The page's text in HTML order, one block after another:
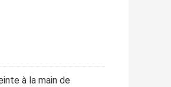
à la main de